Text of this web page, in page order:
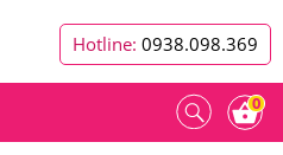
Hotline: 0938.098.369
0